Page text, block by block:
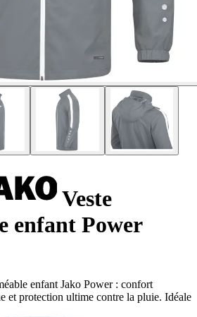
Veste
enfant Power
enfant Jako Power : confort
et protection ultime contre la pluie. Idéale